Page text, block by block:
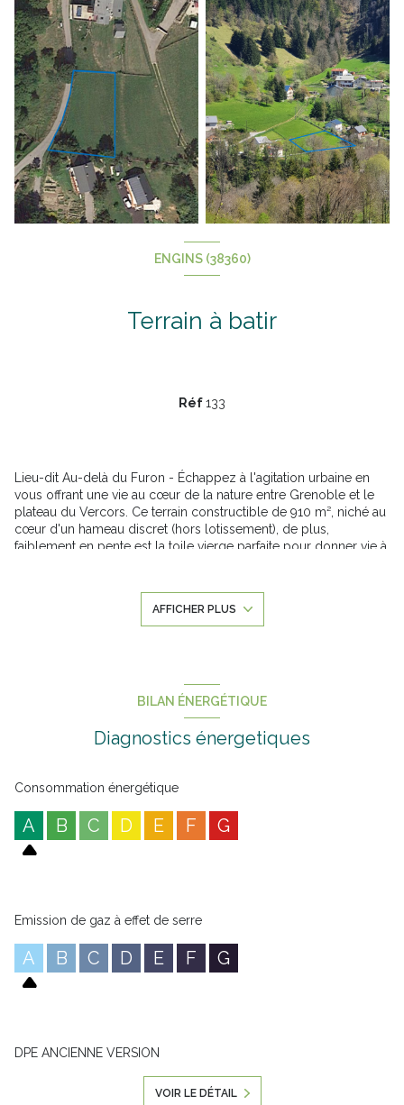
ENGINS (38360)
Terrain à batir
Réf133
Lieu-dit Au-delà du Furon - Échappez à l'agitation urbaine en
vous offrant une vie au cœur de la nature entre Grenoble et le
plateau du Vercors. Ce terrain constructible de 910 m², niché au
cœur d'un hameau discret (hors lotissement), de plus,
faiblement en pente est la toile vierge parfaite pour donner vie à
Avec les viabilisations déjà disponibles en bordure de terrain et
une classification en zone UC au PLU, vous avez carte blanche
Annonce proposée par un agent commercial
AFFICHER PLUS
BILAN ÉNERGÉTIQUE
Diagnostics énergetiques
Consommation énergétique
A B C D E F G
Emission de gaz à effet de serre
A B C D E F G
DPE ANCIENNE VERSION
VOIR LE DÉTAIL